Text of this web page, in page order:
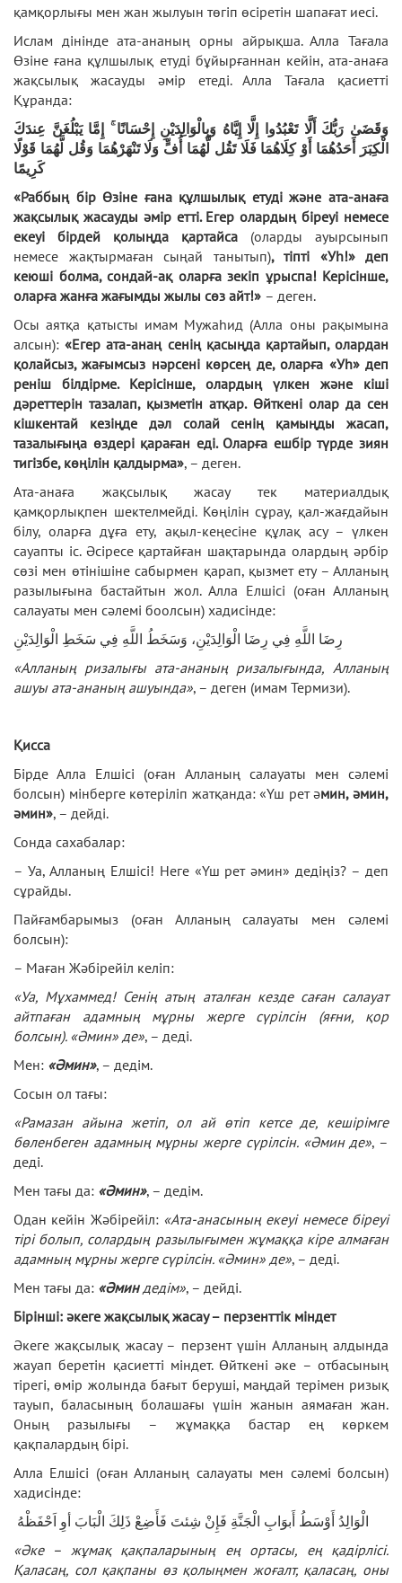
қамқорлығы мен жан жылуын төгіп өсіретін шапағат иесі.
Ислам дінінде ата-ананың орны айрықша. Алла Тағала
Өзіне ғана құлшылық етуді бұйырғаннан кейін, ата-анаға
жақсылық жасауды әмір етеді. Алла Тағала қасиетті
Құранда:
وَقَضَىٰ رَبُّكَ أَلَّا تَعْبُدُوا إِلَّا إِيَّاهُ وَبِالْوَالِدَيْنِ إِحْسَانًا ۚ إِمَّا يَبْلُغَنَّ عِندَكَ
الْكِبَرَ أَحَدُهُمَا أَوْ كِلَاهُمَا فَلَا تَقُل لَّهُمَا أُفٍّ وَلَا تَنْهَرْهُمَا وَقُل لَّهُمَا قَوْلًا
كَرِيمًا
«Раббың бір Өзіне ғана құлшылық етудіжәнеата-анаға
жақсылық жасауды әміретті.Егер олардың біреуі немесе
екеуі бірдей қолыңда қартайса (оларды ауырсынып
немесе жақтырмаған сыңай танытып), тіпті «Уһ!» деп
кеюші болма, сондай-ақ оларға зекіп ұрыспа! Керісінше,
оларға жанға жағымды жылы сөз айт!» – деген.
Осы аятқа қатысты имам Мужаһид (Алла оны рақымына
алсын):«Егер ата-анаң сенің қасыңда қартайып, олардан
қолайсыз, жағымсыз нәрсені көрсең де, оларға «Уһ» деп
реніш білдірме. Керісінше, олардың үлкен және кіші
дәреттерін тазалап, қызметін атқар. Өйткені олар да сен
кішкентай кезіңде дәл солай сенің қамыңды жасап,
тазалығыңа өздері қараған еді. Оларға ешбір түрде зиян
тигізбе, көңілін қалдырма», – деген.
Ата-анаға жақсылық жасау тек материалдық
қамқорлықпен шектелмейді. Көңілін сұрау, қал-жағдайын
білу, оларға дұға ету, ақыл-кеңесіне құлақ асу – үлкен
сауапты іс. Әсіресе қартайған шақтарында олардың әрбір
сөзі мен өтінішіне сабырмен қарап, қызмет ету – Алланың
разылығына бастайтын жол. Алла Елшісі (оған Алланың
салауаты мен сәлемі боолсын) хадисінде:
رِضَا اللَّهِ فِي رِضَا الْوَالِدَيْنِ، وَسَخَطُ اللَّهِ فِي سَخَطِ الْوَالِدَيْنِ
«Алланың ризалығы ата-ананың ризалығында, Алланың
ашуы ата-ананың ашуында», – деген (имам Термизи).
Қисса
Бірде Алла Елшісі (оған Алланың салауаты мен сәлемі
болсын) мінберге көтеріліп жатқанда: «Үш рет әмин, әмин,
әмин», – дейді.
Сонда сахабалар:
– Уа, Алланың Елшісі! Неге «Үш рет әмин» дедіңіз? – деп
сұрайды.
Пайғамбарымыз (оған Алланың салауаты мен сәлемі
болсын):
– Маған Жәбірейіл келіп:
«Уа, Мұхаммед! Сенің атың аталған кезде саған салауат
айтпаған адамның мұрны жерге сүрілсін (яғни, қор
болсын). «Әмин» де», – деді.
Мен: «Әмин», – дедім.
Сосын ол тағы:
«Рамазан айына жетіп, ол ай өтіп кетсе де, кешірімге
бөленбеген адамның мұрны жерге сүрілсін. «Әмин де», –
деді.
Мен тағы да: «Әмин», – дедім.
Одан кейін Жәбірейіл: «Ата-анасының екеуі немесе біреуі
тірі болып, солардың разылығымен жұмаққа кіре алмаған
адамның мұрны жерге сүрілсін. «Әмин» де», – деді.
Мен тағы да: «Әминдедім», – дейді.
Бірінші: әкеге жақсылық жасау – перзенттік міндет
Әкеге жақсылық жасау – перзент үшін Алланың алдында
жауап беретін қасиетті міндет. Өйткені әке – отбасының
тірегі, өмір жолында бағыт беруші, маңдай терімен ризық
тауып, баласының болашағы үшін жанын аямаған жан.
Оның разылығы – жұмаққа бастар ең көркем
қақпалардың бірі.
Алла Елшісі (оған Алланың салауаты мен сәлемі болсын)
хадисінде:
الْوَالِدُ أَوْسَطُ أَبوَابِ الْجَنَّةِ فَإِنْ شِئتَ فَأَضِعْ ذَلِكَ الْبَابَ أوِ اَحْفَظْهُ
«Әке – жұмақ қақпаларының ең ортасы, ең қадірлісі.
Қаласаң, сол қақпаны өз қолыңмен жоғалт, қаласаң, оны